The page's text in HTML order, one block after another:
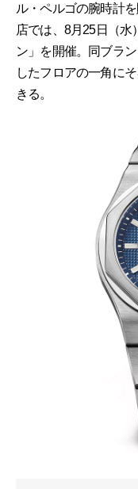
ル・ペルゴの腕時計
店では、8月25日（水
ン」を開催。同ブラ
したフロアの一角に
きる。